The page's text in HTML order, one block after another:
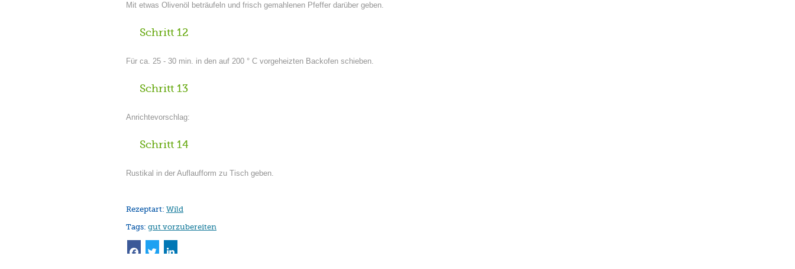
Mit etwas Olivenöl beträufeln und frisch gemahlenen Pfeffer darüber geben.
Schritt 12
Für ca. 25 - 30 min. in den auf 200 ° C vorgeheizten Backofen schieben.
Schritt 13
Anrichtevorschlag:
Schritt 14
Rustikal in der Auflaufform zu Tisch geben.
Rezeptart: Wild
Tags: gut vorzubereiten